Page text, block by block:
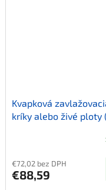
Kvapková
kríky alebo živé ploty
€72,02 bez DPH
€88,59